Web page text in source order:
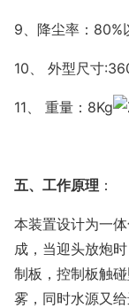
9、降尘率：80%
10、 外型尺寸
11、 重量：8Kg
五、工作原理 ：
本装置设计为一
成，当迎头放炮
制板，控制板触
雾，同时水源又